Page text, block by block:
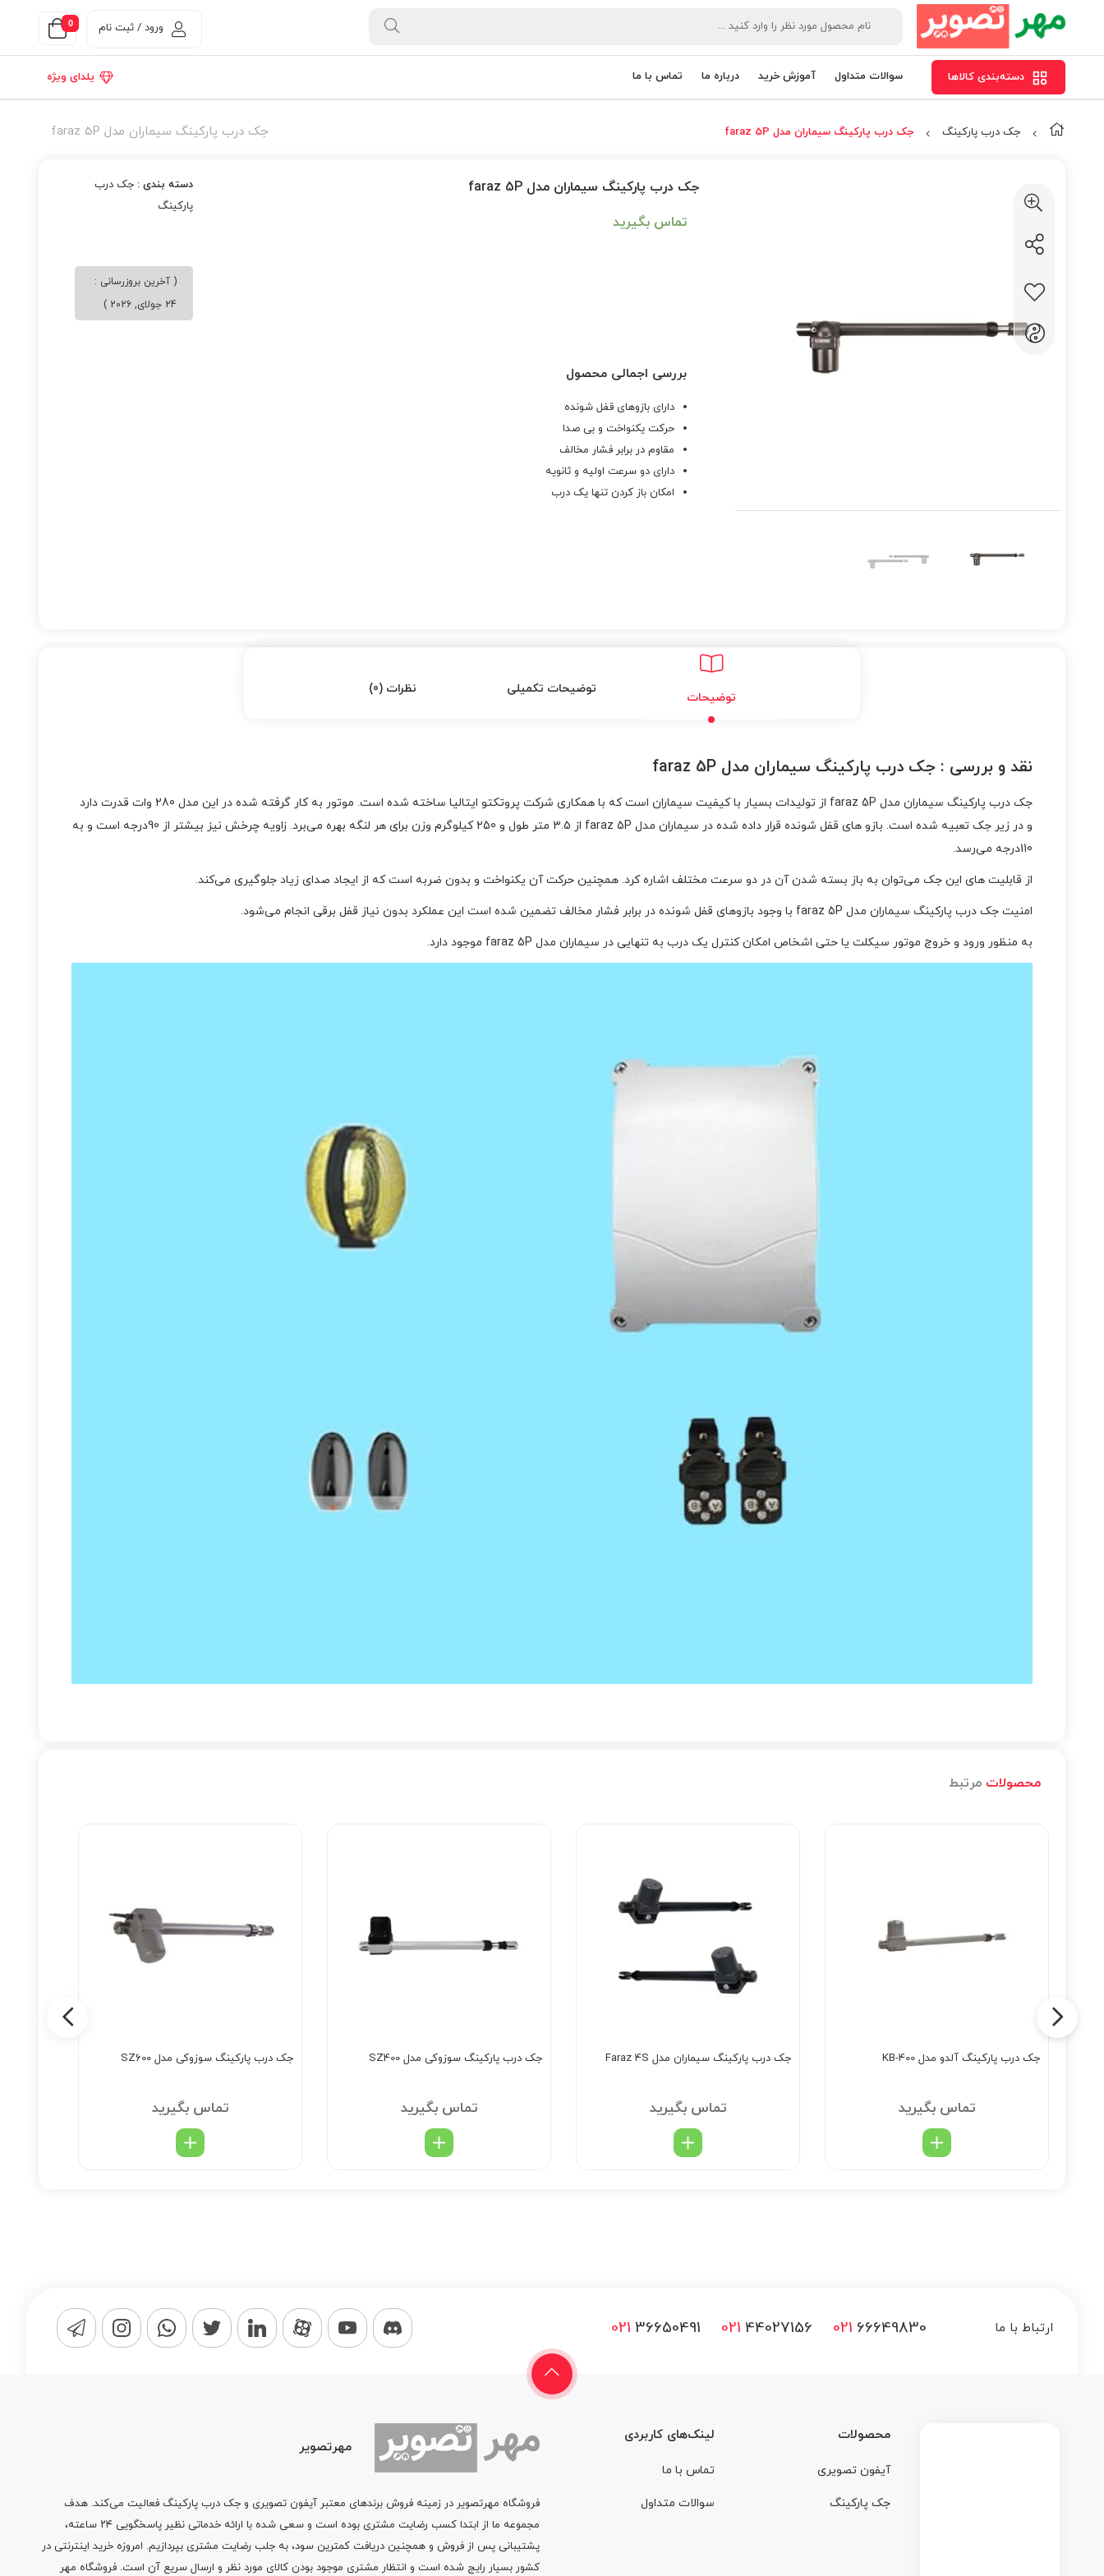
0 ورود / ثبت نام
دسته‌بندی کالاها سوالات متداول آموزش خرید درباره ما تماس با ما یلدای ویژه
جک درب پارکینگ سیماران مدل faraz 5P جک درب پارکینگ جک درب پارکینگ سیماران مدل faraz 5P
جک درب پارکینگ سیماران مدل faraz 5P
تماس بگیرید
دسته بندی :جک درب
پارکینگ
( آخرین بروزرسانی :
24 جولای, 2026 )
بررسی اجمالی محصول
دارای بازوهای قفل شونده
حرکت یکنواخت و بی صدا
مقاوم در برابر فشار مخالف
دارای دو سرعت اولیه و ثانویه
امکان باز کردن تنها یک درب
توضیحات
توضیحات تکمیلی نظرات (0)
نقد و بررسی : جک درب پارکینگ سیماران مدل faraz 5P
جک درب پارکینگ سیماران مدل faraz 5P از تولیدات بسیار با کیفیت سیماران است که با همکاری شرکت پروتکتو ایتالیا ساخته شده است. موتور به کار گرفته شده در این مدل 280 وات قدرت دارد
و در زیر جک تعبیه شده است. بازو های قفل شونده قرار داده شده در سیماران مدل faraz 5P از 3.5 متر طول و 250 کیلوگرم وزن برای هر لنگه بهره می‌برد. زاویه چرخش نیز بیشتر از 90درجه است و به
110درجه می‌رسد.
از قابلیت های این جک می‌توان به باز بسته شدن آن در دو سرعت مختلف اشاره کرد. همچنین حرکت آن یکنواخت و بدون ضربه است که از ایجاد صدای زیاد جلوگیری می‌کند.
امنیت جک درب پارکینگ سیماران مدل faraz 5P با وجود بازوهای قفل شونده در برابر فشار مخالف تضمین شده است این عملکرد بدون نیاز قفل برقی انجام می‌شود.
به منظور ورود و خروج موتور سیکلت یا حتی اشخاص امکان کنترل یک درب به تنهایی در سیماران مدل faraz 5P موجود دارد.
محصولات مرتبط
جک درب پارکینگ آلدو مدل KB-400
تماس بگیرید
جک درب پارکینگ سیماران مدل Faraz 4S
تماس بگیرید
جک درب پارکینگ سوزوکی مدل SZ400
تماس بگیرید
جک درب پارکینگ سوزوکی مدل SZ600
تماس بگیرید
ارتباط با ما 021 36650491 021 44027156 021 66649830
محصولات
آیفون تصویری
جک پارکینگ
لینک‌های کاربردی
تماس با ما
سوالات متداول
مهرتصویر
فروشگاه مهرتصویر در زمینه فروش برندهای معتبر آیفون تصویری و جک درب پارکینگ فعالیت می‌کند. هدف
مجموعه‌ ما از ابتدا کسب رضایت مشتری بوده است و سعی شده با ارائه خدماتی نظیر پاسخگویی ۲۴ ساعته،
پشتیبانی پس از فروش و همچنین دریافت کمترین سود، به جلب رضایت مشتری بپردازیم. امروزه خرید اینترنتی در
کشور بسیار رایج شده است و انتظار مشتری موجود بودن کالای مورد نظر و ارسال سریع آن است. فروشگاه مهر